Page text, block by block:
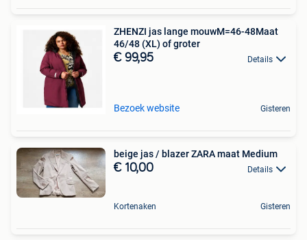
ZHENZI jas lange mouwM=46-48Maat
46/48 (XL) of groter
€ 99,95 Details
Bezoek website Gisteren
beige jas / blazer ZARA maat Medium
€ 10,00 Details
Kortenaken Gisteren